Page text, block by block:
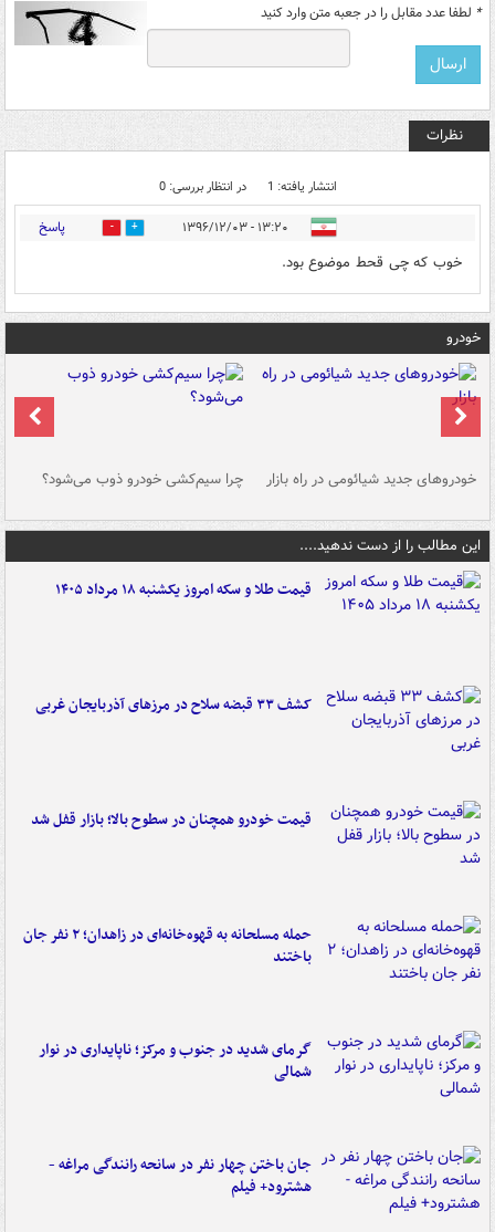
* لطفا عدد مقابل را در جعبه متن وارد کنید
نظرات
انتشار یافته: 1 در انتظار بررسی: 0
۱۳:۲۰ - ۱۳۹۶/۱۲/۰۳ 13 پاسخ
خوب که چی قحط موضوع بود.
خودرو
خودروهای جدید شیائومی در راه بازار چرا سیم‌کشی خودرو ذوب می‌شود؟
این مطالب را از دست ندهید....
قیمت طلا و سکه امروز یکشنبه ۱۸ مرداد ۱۴۰۵
کشف ۳۳ قبضه سلاح در مرزهای آذربایجان غربی
قیمت خودرو همچنان در سطوح بالا؛ بازار قفل شد
حمله مسلحانه به قهوه‌خانه‌ای در زاهدان؛ ۲ نفر جان
باختند
گرمای شدید در جنوب و مرکز؛ ناپایداری در نوار
شمالی
جان باختن چهار نفر در سانحه رانندگی مراغه -
هشترود+ فیلم